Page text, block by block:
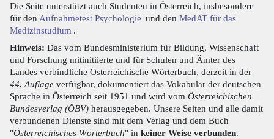
Die Seite unterstützt auch Studenten in Österreich, insbesondere
für den Aufnahmetest Psychologie und den MedAT für das
Medizinstudium .
Hinweis: Das vom Bundesministerium für Bildung, Wissenschaft
und Forschung mitinitiierte und für Schulen und Ämter des
Landes verbindliche Österreichische Wörterbuch, derzeit in der
44. Auflage verfügbar, dokumentiert das Vokabular der deutschen
Sprache in Österreich seit 1951 und wird vom Österreichischen
Bundesverlag (ÖBV) herausgegeben. Unsere Seiten und alle damit
verbundenen Dienste sind mit dem Verlag und dem Buch
"Österreichisches Wörterbuch" in keiner Weise verbunden.